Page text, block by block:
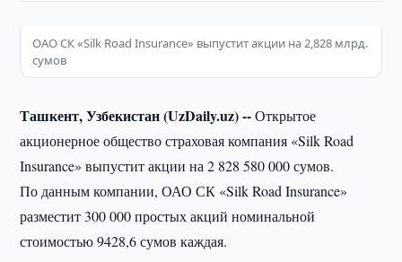
ОАО СК «Silk Road Insurance» выпустит акции на 2,828 млрд.
сумов
Ташкент, Узбекистан (UzDaily.uz) --Открытое
акционерное общество страховая компания «Silk Road
Insurance» выпустит акции на 2 828 580 000 сумов.
По данным компании, ОАО СК «Silk Road Insurance»
разместит 300 000 простых акций номинальной
стоимостью 9428,6 сумов каждая.